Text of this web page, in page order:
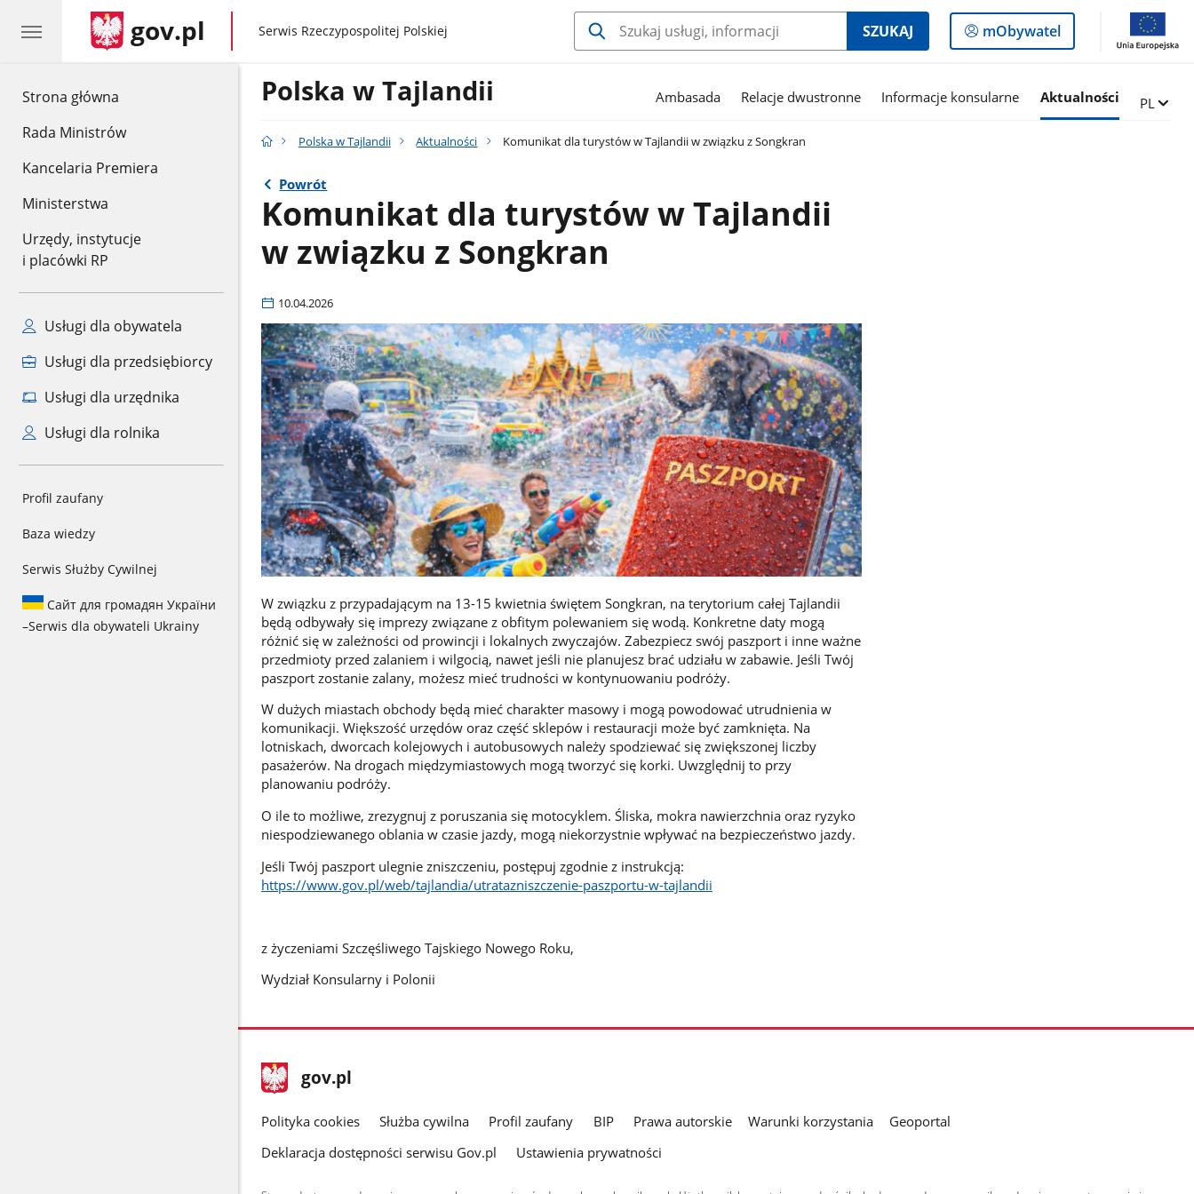
Strona główna
Rada Ministrów
Kancelaria Premiera
Ministerstwa
Urzędy, instytucje
i placówki RP
Usługi dla obywatela
Usługi dla przedsiębiorcy
Usługi dla urzędnika
Usługi dla rolnika
Profil zaufany
Baza wiedzy
Serwis Służby Cywilnej
Сайт для громадян України
–Serwis dla obywateli Ukrainy
gov.pl gov.pl
Serwis Rzeczypospolitej Polskiej SZUKAJ
Logowanie
do
mObywatel
Polska w Tajlandii Ambasada Relacje dwustronne Informacje konsularne Aktualności Zmień
PL
Polska w Tajlandii Aktualności Komunikat dla turystów w Tajlandii w związku z Songkran
Powrót
Komunikat dla turystów w Tajlandii
w związku z Songkran
10.04.2026
W związku z przypadającym na 13-15 kwietnia świętem Songkran, na terytorium całej Tajlandii
będą odbywały się imprezy związane z obfitym polewaniem się wodą. Konkretne daty mogą
różnić się w zależności od prowincji i lokalnych zwyczajów. Zabezpiecz swój paszport i inne ważne
przedmioty przed zalaniem i wilgocią, nawet jeśli nie planujesz brać udziału w zabawie. Jeśli Twój
paszport zostanie zalany, możesz mieć trudności w kontynuowaniu podróży.
W dużych miastach obchody będą mieć charakter masowy i mogą powodować utrudnienia w
komunikacji. Większość urzędów oraz część sklepów i restauracji może być zamknięta. Na
lotniskach, dworcach kolejowych i autobusowych należy spodziewać się zwiększonej liczby
pasażerów. Na drogach międzymiastowych mogą tworzyć się korki. Uwzględnij to przy
planowaniu podróży.
O ile to możliwe, zrezygnuj z poruszania się motocyklem. Śliska, mokra nawierzchnia oraz ryzyko
niespodziewanego oblania w czasie jazdy, mogą niekorzystnie wpływać na bezpieczeństwo jazdy.
Jeśli Twój paszport ulegnie zniszczeniu, postępuj zgodnie z instrukcją:
https://www.gov.pl/web/tajlandia/utratazniszczenie-paszportu-w-tajlandii
z życzeniami Szczęśliwego Tajskiego Nowego Roku,
Wydział Konsularny i Polonii
stopka
gov.pl Strona
gov.pl
gov.pl
Polityka cookies Służba cywilna Profil zaufany BIP Prawa autorskie Warunki korzystania
Geoportal
Deklaracja dostępności serwisu Gov.pl
Ustawienia prywatności